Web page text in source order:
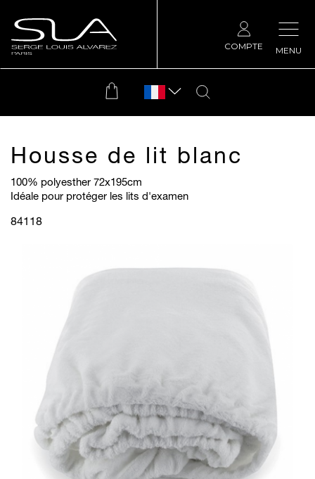
MENU
COMPTE
Housse de lit blanc
100% polyesther 72x195cm
Idéale pour protéger les lits d'examen
84118